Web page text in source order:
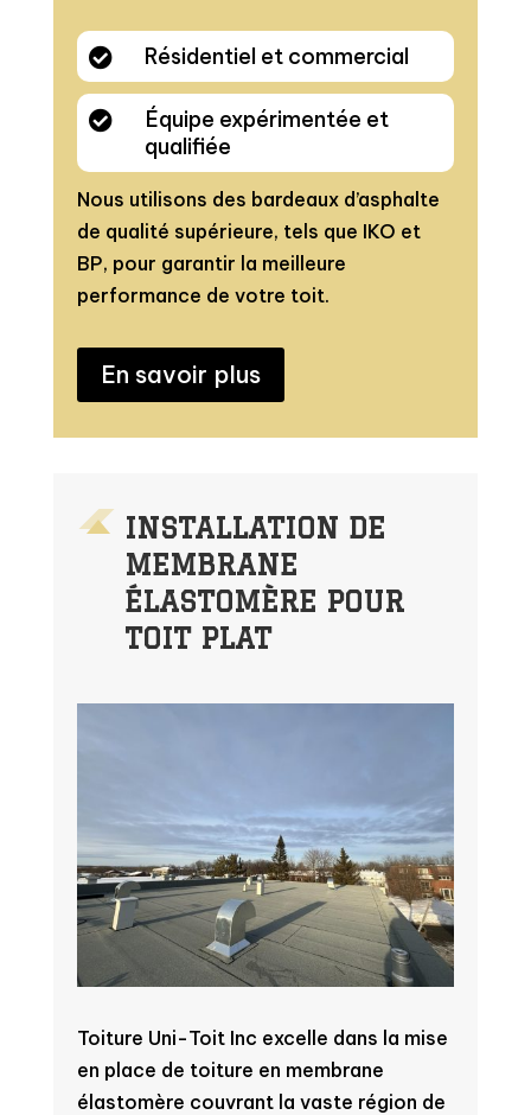
 Résidentiel et commercial

Équipe expérimentée et
qualifiée
Nous utilisons des bardeaux d’asphalte
de qualité supérieure, tels que IKO et
BP, pour garantir la meilleure
performance de votre toit.
En savoir plus
INSTALLATION DE
MEMBRANE
ÉLASTOMÈRE POUR
TOIT PLAT
Toiture Uni-Toit Inc excelle dans la mise
en place de toiture en membrane
élastomère couvrant la vaste région de